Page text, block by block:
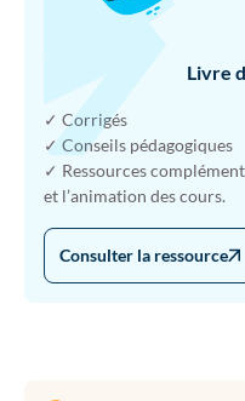
Livre
✓ Corrigés
✓ Conseils pédagogiques
✓ Ressources
et l’animation des cours.
Consulter la ressource